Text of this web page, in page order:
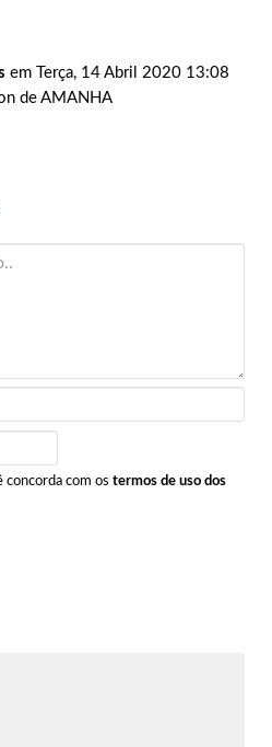
em Terça, 14 Abril 2020 13:08
de AMANHA
concorda com os termos de uso dos